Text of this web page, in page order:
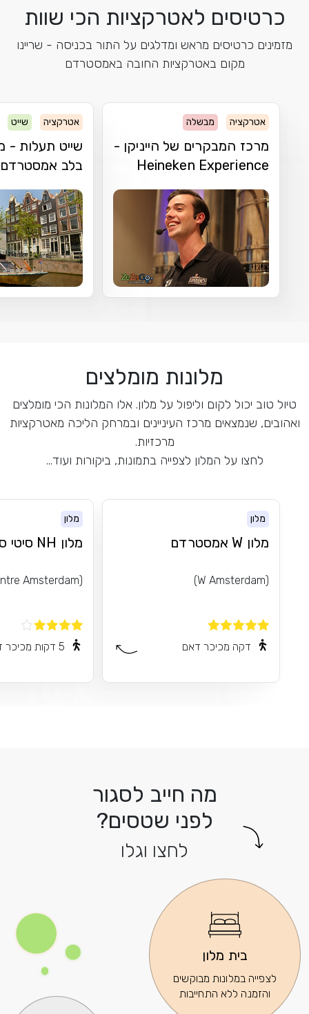
כרטיסים לאטרקציות הכי שוות
מזמינים כרטיסים מראש ומדלגים על התור בכניסה - שריינו
מקום באטרקציות החובה באמסטרדם
אטרקציה מבשלה
מרכז המבקרים של הייניקן -
Heineken Experience
אטרקציה שייט
שייט תעלות -
בלב אמסטרדם
מלונות מומלצים
טיול טוב יכול לקום וליפול על מלון. אלו המלונות הכי מומלצים
ואהובים, שנמצאים מרכז העיניינים ובמרחק הליכה מאטרקציות
מרכזיות.
לחצו על המלון לצפייה בתמונות, ביקורות ועוד...
מלון
מלון W אמסטרדם
(W Amsterdam)
דקה מכיכר דאם
מלון
מלון NH סיטי סנטר
(NH City Centre Amsterdam)
5 דקות מכיכר דאם
מה חייב לסגור
לפני שטסים?
לחצו וגלו
בית מלון
לצפייה במלונות מבוקשים
והזמנה ללא התחייבות